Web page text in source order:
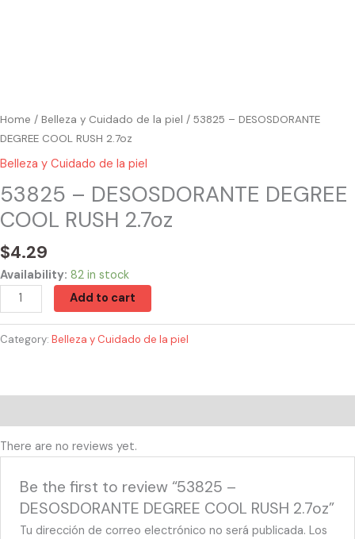
Home / Belleza y Cuidado de la piel / 53825 – DESOSDORANTE
DEGREE COOL RUSH 2.7oz
Belleza y Cuidado de la piel
53825 – DESOSDORANTE DEGREE
COOL RUSH 2.7oz
$4.29
Availability: 82 in stock
Add to cart
Category: Belleza y Cuidado de la piel
There are no reviews yet.
Be the first to review “53825 –
DESOSDORANTE DEGREE COOL RUSH 2.7oz”
Tu dirección de correo electrónico no será publicada. Los